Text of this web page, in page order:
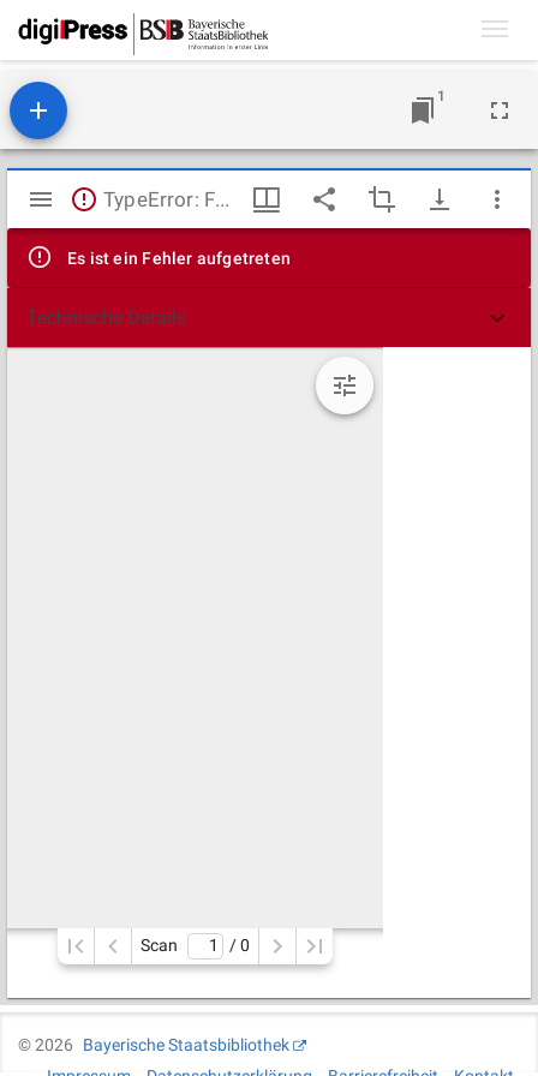
1
Mirador
Viewer
TypeError: Failed to fetch
Es ist ein Fehler aufgetreten
Technische Details
Scan / 0
©2026
Bayerische Staatsbibliothek